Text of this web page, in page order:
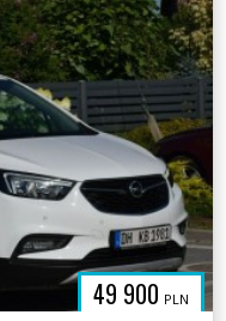
49 900 PLN